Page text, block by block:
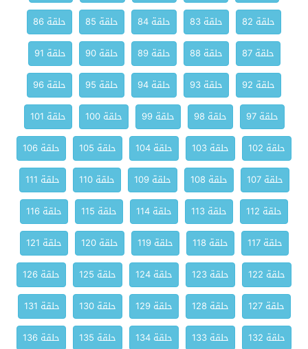
حلقة 82
حلقة 83 حلقة 84 حلقة 85
حلقة 86
حلقة 87
حلقة 88 حلقة 89 حلقة 90
حلقة 91
حلقة 92
حلقة 93 حلقة 94 حلقة 95
حلقة 96
حلقة 97
حلقة 98 حلقة 99 حلقة 100
حلقة 101
حلقة 102
حلقة 103 حلقة 104 حلقة 105
حلقة 106
حلقة 107
حلقة 108 حلقة 109 حلقة 110
حلقة 111
حلقة 112
حلقة 113 حلقة 114 حلقة 115
حلقة 116
حلقة 117
حلقة 118 حلقة 119 حلقة 120
حلقة 121
حلقة 122
حلقة 123 حلقة 124 حلقة 125
حلقة 126
حلقة 127
حلقة 128 حلقة 129 حلقة 130
حلقة 131
حلقة 132
حلقة 133 حلقة 134 حلقة 135 حلقة 136